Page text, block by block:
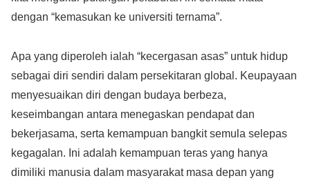
dengan “kemasukan ke universiti ternama”.
Apa yang diperoleh ialah “kecergasan asas” untuk hidup
sebagai diri sendiri dalam persekitaran global. Keupayaan
menyesuaikan diri dengan budaya berbeza,
keseimbangan antara menegaskan pendapat dan
bekerjasama, serta kemampuan bangkit semula selepas
kegagalan. Ini adalah kemampuan teras yang hanya
dimiliki manusia dalam masyarakat masa depan yang